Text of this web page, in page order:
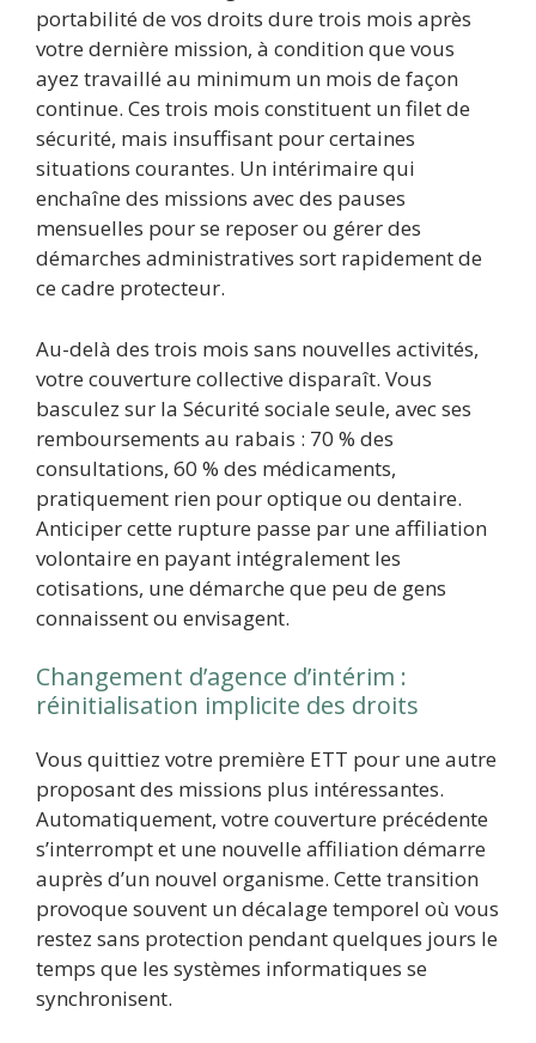
portabilité de vos droits dure trois mois après
votre dernière mission, à condition que vous
ayez travaillé au minimum un mois de façon
continue. Ces trois mois constituent un filet de
sécurité, mais insuffisant pour certaines
situations courantes. Un intérimaire qui
enchaîne des missions avec des pauses
mensuelles pour se reposer ou gérer des
démarches administratives sort rapidement de
ce cadre protecteur.
Au-delà des trois mois sans nouvelles activités,
votre couverture collective disparaît. Vous
basculez sur la Sécurité sociale seule, avec ses
remboursements au rabais : 70 % des
consultations, 60 % des médicaments,
pratiquement rien pour optique ou dentaire.
Anticiper cette rupture passe par une affiliation
volontaire en payant intégralement les
cotisations, une démarche que peu de gens
connaissent ou envisagent.
Changement d’agence d’intérim :
réinitialisation implicite des droits
Vous quittiez votre première ETT pour une autre
proposant des missions plus intéressantes.
Automatiquement, votre couverture précédente
s’interrompt et une nouvelle affiliation démarre
auprès d’un nouvel organisme. Cette transition
provoque souvent un décalage temporel où vous
restez sans protection pendant quelques jours le
temps que les systèmes informatiques se
synchronisent.